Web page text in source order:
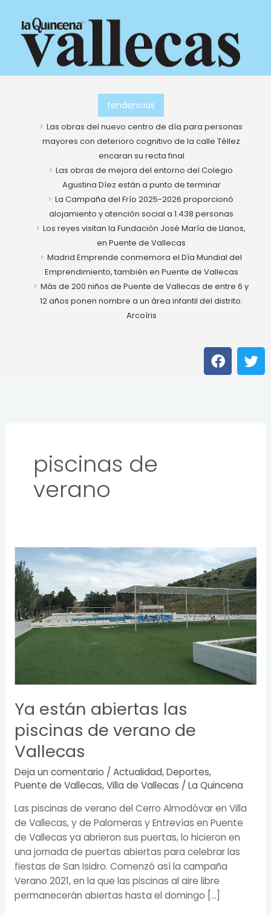
contenido
tendencias
Las obras del nuevo centro de día para personas
mayores con deterioro cognitivo de la calle Téllez
encaran su recta final
Las obras de mejora del entorno del Colegio
Agustina Díez están a punto de terminar
La Campaña del Frío 2025-2026 proporcionó
alojamiento y atención social a 1.438 personas
Los reyes visitan la Fundación José María de Llanos,
en Puente de Vallecas
Madrid Emprende conmemora el Día Mundial del
Emprendimiento, también en Puente de Vallecas
Más de 200 niños de Puente de Vallecas de entre 6 y
12 años ponen nombre a un área infantil del distrito:
Arcoíris
F
a
c
T
w
i
piscinas de
verano
Ya están abiertas las
piscinas de verano de
Vallecas
Deja un comentario / Actualidad,Deportes,
Puente de Vallecas,Villa de Vallecas / La Quincena
Las piscinas de verano del Cerro Almodóvar en Villa
de Vallecas, y de Palomeras y Entrevías en Puente
de Vallecas ya abrieron sus puertas, lo hicieron en
una jornada de puertas abiertas para celebrar las
fiestas de San Isidro. Comenzó así la campaña
Verano 2021, en la que las piscinas al aire libre
permanecerán abiertas hasta el domingo […]
están
abiertas
las
piscinas
de
verano
Vallecas